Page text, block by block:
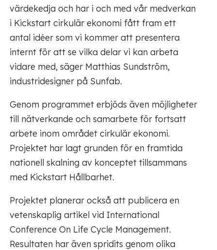
värdekedja och har i och med vår medverkan
i Kickstart cirkulär ekonomi fått fram ett
antal idéer som vi kommer att presentera
internt för att se vilka delar vi kan arbeta
vidare med, säger Matthias Sundström,
industridesigner på Sunfab.
Genom programmet erbjöds även möjligheter
till nätverkande och samarbete för fortsatt
arbete inom området cirkulär ekonomi.
Projektet har lagt grunden för en framtida
nationell skalning av konceptet tillsammans
med Kickstart Hållbarhet.
Projektet planerar också att publicera en
vetenskaplig artikel vid International
Conference On Life Cycle Management.
Resultaten har även spridits genom olika